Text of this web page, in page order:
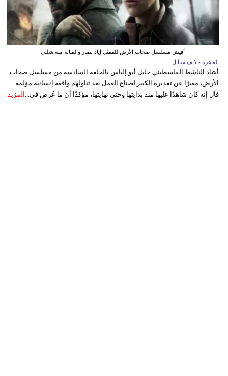
أفيش مسلسل صحاب الأرض للممثل إياد نصار والفنانة منة شلبي
القاهرة - لايف ستايل
أشاد الناشط الفلسطيني خليل أبو إلياس بالحلقة السادسة من مسلسل صحاب
الأرض، معبرًا عن تقديره الكبير لصناع العمل بعد تناولهم واقعة إنسانية مؤلمة
قال إنه كان شاهدًا عليها منذ بدايتها وحتى نهايتها، مؤكدًا أن ما عُرض في... المزيد